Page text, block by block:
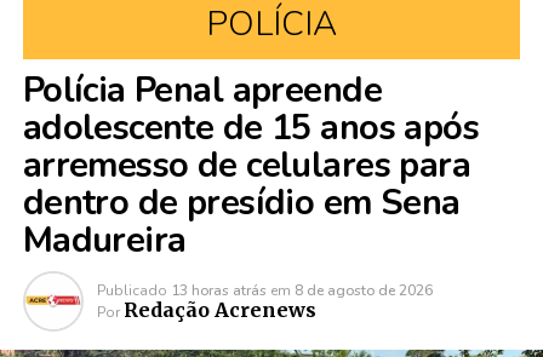
POLÍCIA
Polícia Penal apreende
adolescente de 15 anos após
arremesso de celulares para
dentro de presídio em Sena
Madureira
Publicado 13 horas atrás em 8 de agosto de 2026
Por Redação Acrenews